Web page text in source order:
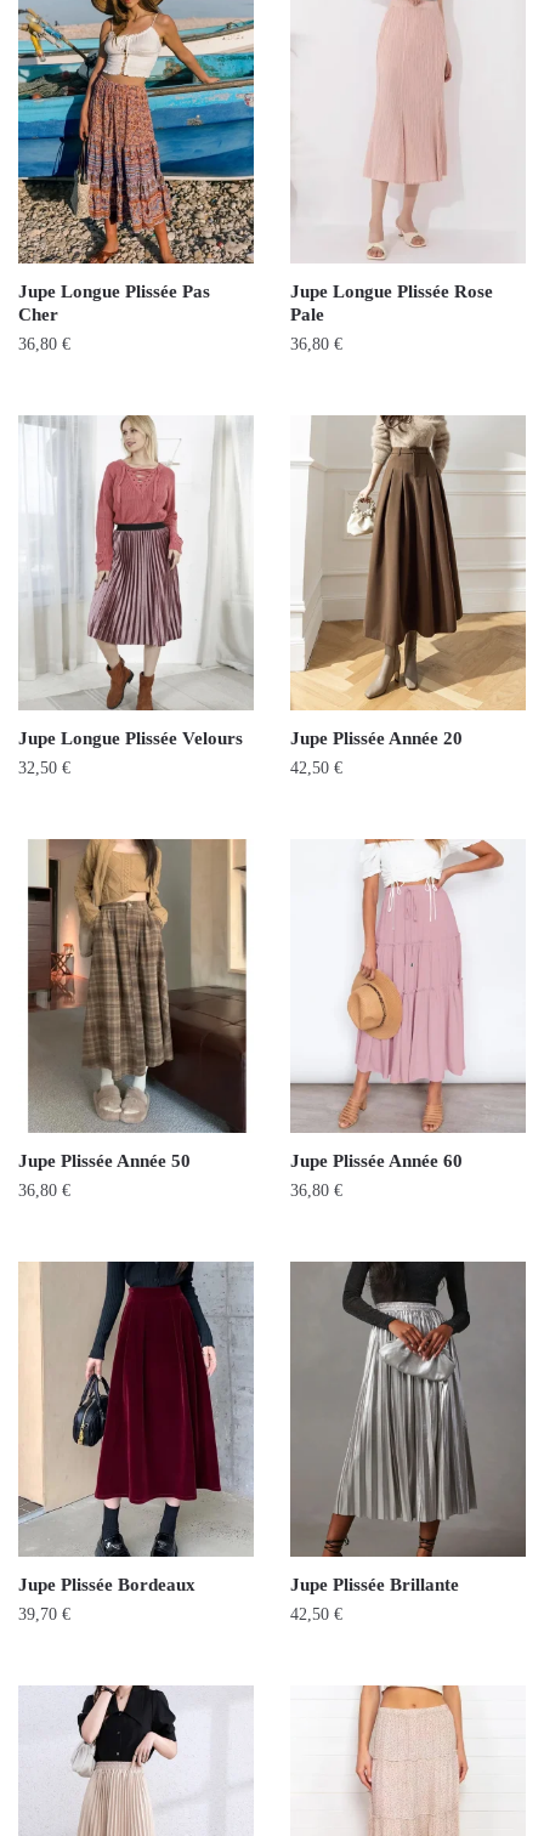
Jupe Longue Plissée Pas
Cher
36,80 €
Jupe Longue Plissée Rose
Pale
36,80 €
Jupe Longue Plissée Velours
32,50 €
Jupe Plissée Année 20
42,50 €
Jupe Plissée Année 50
36,80 €
Jupe Plissée Année 60
36,80 €
Jupe Plissée Bordeaux
39,70 €
Jupe Plissée Brillante
42,50 €